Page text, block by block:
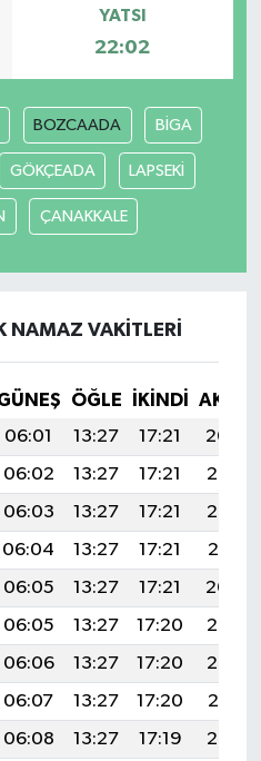
YATSI
22:02
BOZCAADA BİGA
GÖKÇEADA LAPSEKİ
ÇANAKKALE
NAMAZ VAKITLERI
ÖĞLE İKINDI
06:01 13:27 17:21
20:44
06:02 13:27 17:21
20:43
06:03 13:27 17:21
20:42
06:04 13:27 17:21
20:41
06:05 13:27 17:21
20:40
06:05 13:27 17:20
20:39
06:06 13:27 17:20
20:38
06:07 13:27 17:20
20:37
06:08 13:27 17:19
20:36